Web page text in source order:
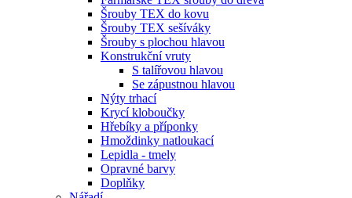
Šrouby TEX do kovu
Šrouby TEX sešíváky
Šrouby s plochou hlavou
Konstrukční vruty
S talířovou hlavou
Se zápustnou hlavou
Nýty trhací
Krycí kloboučky
Hřebíky a příponky
Hmoždinky natloukací
Lepidla - tmely
Opravné barvy
Doplňky